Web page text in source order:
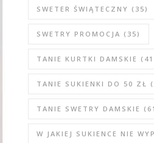
SWETER ŚWIĄTECZNY (35)
SWETRY PROMOCJA (35)
TANIE KURTKI DAMSKIE
TANIE SUKIENKI DO 50 ZŁ
TANIE SWETRY DAMSKIE
W JAKIEJ SUKIENCE NIE